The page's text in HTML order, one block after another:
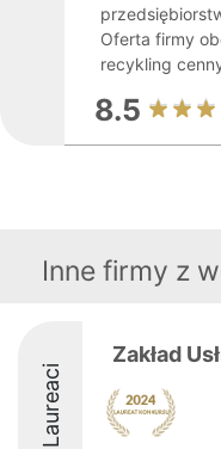
Oferta firmy
recykling
8.5
Inne firmy z
Laureaci
Zakład